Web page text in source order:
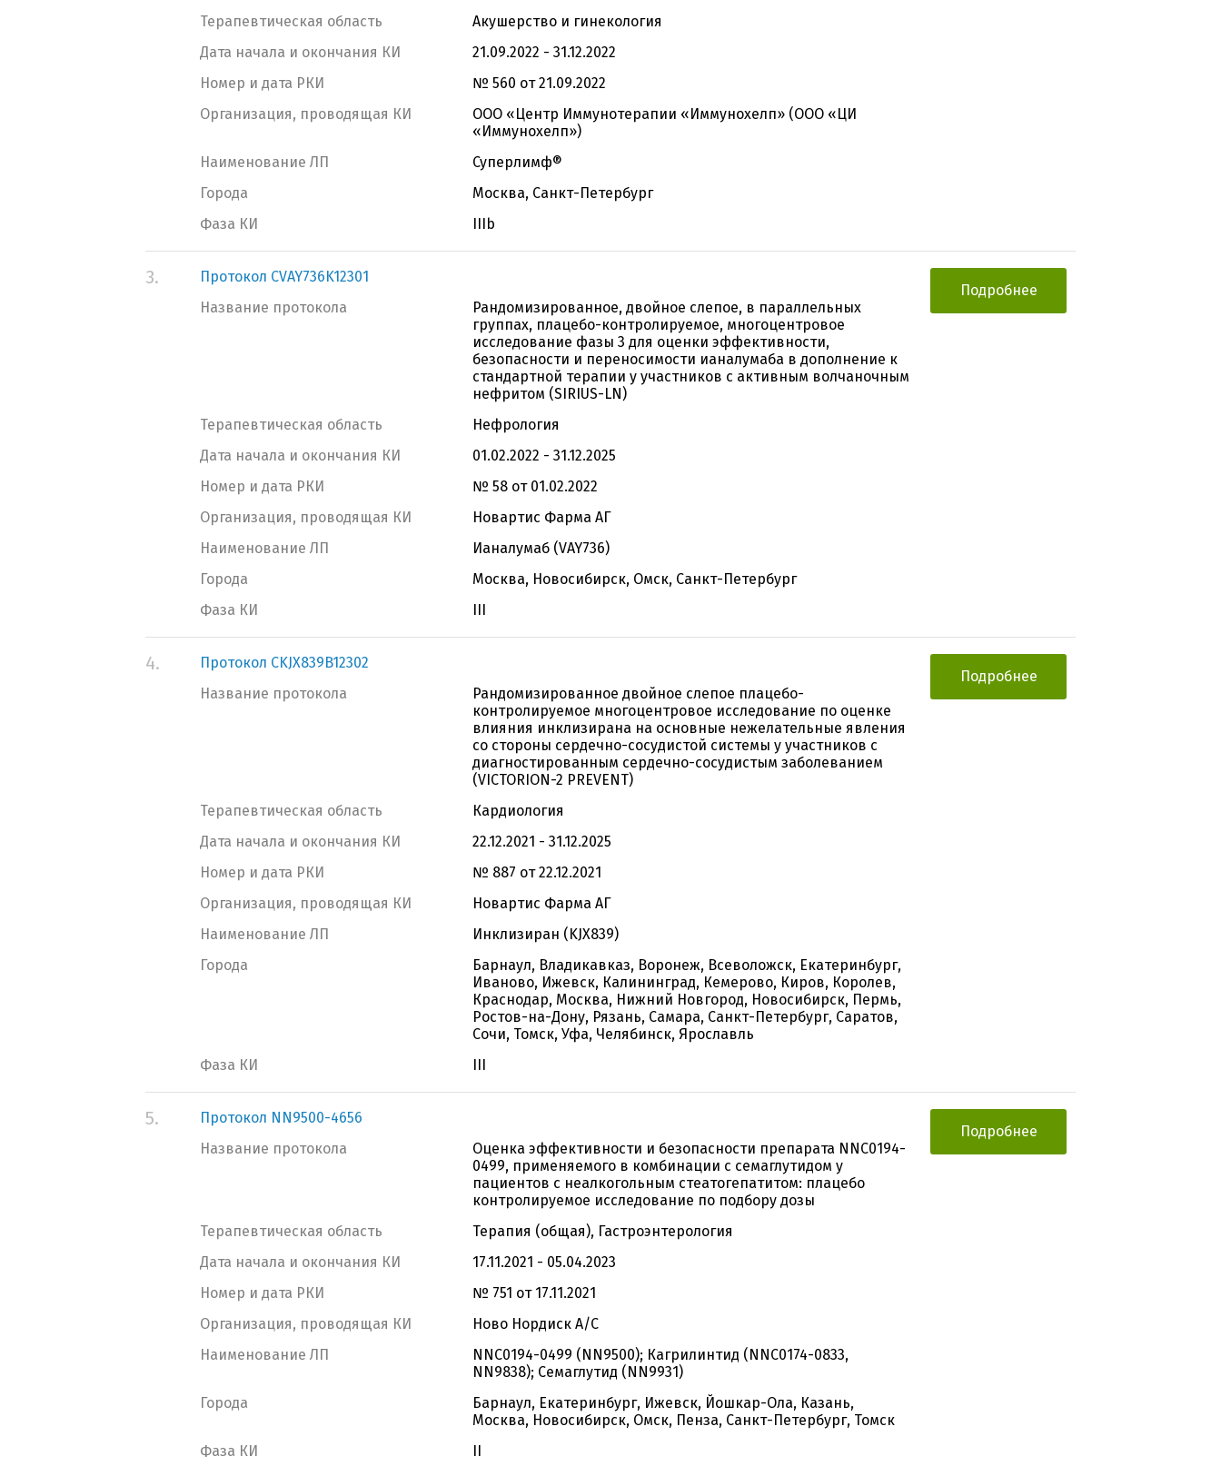
Терапевтическая область
Акушерство и гинекология
Дата начала и окончания КИ
21.09.2022 - 31.12.2022
Номер и дата РКИ
№ 560 от 21.09.2022
Организация, проводящая КИ
ООО «Центр Иммунотерапии «Иммунохелп» (ООО «ЦИ
«Иммунохелп»)
Наименование ЛП
Суперлимф®
Города
Москва, Санкт-Петербург
Фаза КИ
IIIb
3.
Протокол CVAY736K12301
Название протокола
Рандомизированное, двойное слепое, в параллельных
группах, плацебо-контролируемое, многоцентровое
исследование фазы 3 для оценки эффективности,
безопасности и переносимости ианалумаба в дополнение к
стандартной терапии у участников с активным волчаночным
нефритом (SIRIUS-LN)
Терапевтическая область
Нефрология
Дата начала и окончания КИ
01.02.2022 - 31.12.2025
Номер и дата РКИ
№ 58 от 01.02.2022
Организация, проводящая КИ
Новартис Фарма АГ
Наименование ЛП
Ианалумаб (VAY736)
Города
Москва, Новосибирск, Омск, Санкт-Петербург
Фаза КИ
III
Подробнее
4.
Протокол CKJX839B12302
Название протокола
Рандомизированное двойное слепое плацебо-
контролируемое многоцентровое исследование по оценке
влияния инклизирана на основные нежелательные явления
со стороны сердечно-сосудистой системы у участников с
диагностированным сердечно-сосудистым заболеванием
(VICTORION-2 PREVENT)
Терапевтическая область
Кардиология
Дата начала и окончания КИ
22.12.2021 - 31.12.2025
Номер и дата РКИ
№ 887 от 22.12.2021
Организация, проводящая КИ
Новартис Фарма АГ
Наименование ЛП
Инклизиран (KJX839)
Города
Барнаул, Владикавказ, Воронеж, Всеволожск, Екатеринбург,
Иваново, Ижевск, Калининград, Кемерово, Киров, Королев,
Краснодар, Москва, Нижний Новгород, Новосибирск, Пермь,
Ростов-на-Дону, Рязань, Самара, Санкт-Петербург, Саратов,
Сочи, Томск, Уфа, Челябинск, Ярославль
Фаза КИ
III
Подробнее
5.
Протокол NN9500-4656
Название протокола
Оценка эффективности и безопасности препарата NNC0194-
0499, применяемого в комбинации с семаглутидом у
пациентов с неалкогольным стеатогепатитом: плацебо
контролируемое исследование по подбору дозы
Терапевтическая область
Терапия (общая), Гастроэнтерология
Дата начала и окончания КИ
17.11.2021 - 05.04.2023
Номер и дата РКИ
№ 751 от 17.11.2021
Организация, проводящая КИ
Ново Нордиск А/С
Наименование ЛП
NNC0194-0499 (NN9500); Кагрилинтид (NNC0174-0833,
NN9838); Семаглутид (NN9931)
Города
Барнаул, Екатеринбург, Ижевск, Йошкар-Ола, Казань,
Москва, Новосибирск, Омск, Пенза, Санкт-Петербург, Томск
Фаза КИ
II
Подробнее